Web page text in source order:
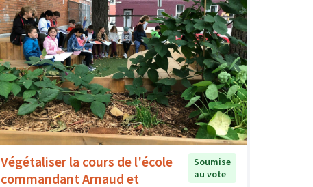
Végétaliser la cours de l'école
commandant Arnaud et
Soumise
au vote